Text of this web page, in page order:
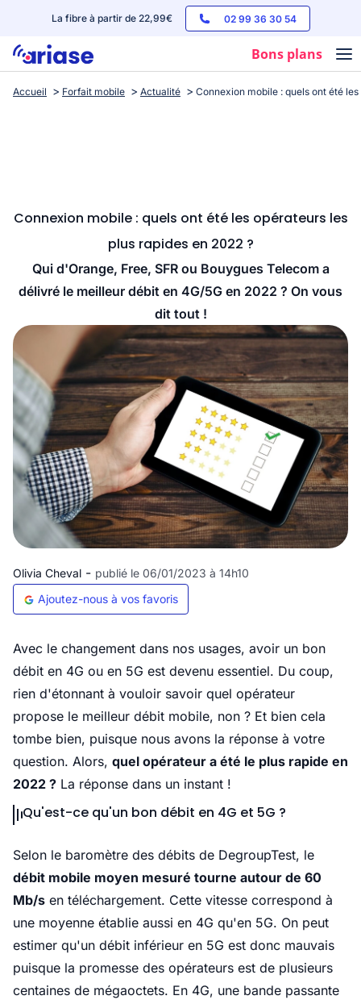
La fibre à partir de 22,99€ 02 99 36 30 54
Bons plans
Box internet
Streaming
Accueil Forfait mobile Actualité Connexion mobile : quels ont été
Connexion mobile : quels ont été les opérateurs les
plus rapides en 2022 ?
Qui d'Orange, Free, SFR ou Bouygues Telecom a
délivré le meilleur débit en 4G/5G en 2022 ? On vous
dit tout !
Olivia Cheval - publié le 06/01/2023 à 14h10
Ajoutez-nous à vos favoris
Avec le changement dans nos usages, avoir un bon
débit en 4G ou en 5G est devenu essentiel. Du coup,
rien d'étonnant à vouloir savoir quel opérateur
propose le meilleur débit mobile, non ? Et bien cela
tombe bien, puisque nous avons la réponse à votre
question. Alors, quel opérateur a été le plus rapide en
2022 ? La réponse dans un instant !
Qu'est-ce qu'un bon débit en 4G et 5G ?
Selon le baromètre des débits de DegroupTest, le
débit mobile moyen mesuré tourne autour de 60
Mb/s en téléchargement. Cette vitesse correspond à
une moyenne établie aussi en 4G qu'en 5G. On peut
estimer qu'un débit inférieur en 5G est donc mauvais
puisque la promesse des opérateurs est de plusieurs
centaines de mégaoctets. En 4G, une bande passante